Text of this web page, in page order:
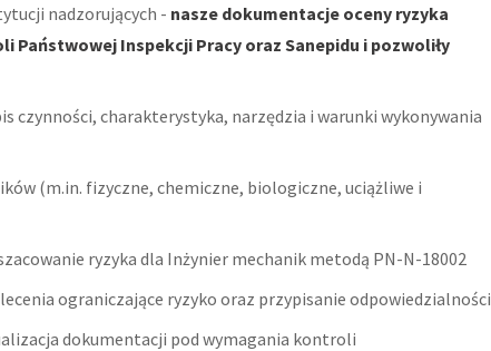
nadzorujących - nasze dokumentacje oceny ryzyka
Inspekcji Pracy oraz Sanepidu i pozwoliły
czynności, charakterystyka, narzędzia i warunki wykonywania
(m.in. fizyczne, chemiczne, biologiczne, uciążliwe i
ryzyka dla Inżynier mechanik metodą PN-N-18002
ograniczające ryzyko oraz przypisanie odpowiedzialności
dokumentacji pod wymagania kontroli